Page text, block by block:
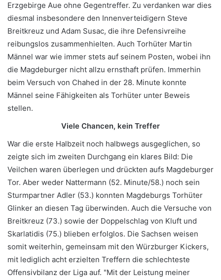
Erzgebirge Aue ohne Gegentreffer. Zu verdanken war dies
diesmal insbesondere den Innenverteidigern Steve
Breitkreuz und Adam Susac, die ihre Defensivreihe
reibungslos zusammenhielten. Auch Torhüter Martin
Männel war wie immer stets auf seinem Posten, wobei ihn
die Magdeburger nicht allzu ernsthaft prüfen. Immerhin
beim Versuch von Chahed in der 28. Minute konnte
Männel seine Fähigkeiten als Torhüter unter Beweis
stellen.
Viele Chancen, kein Treffer
War die erste Halbzeit noch halbwegs ausgeglichen, so
zeigte sich im zweiten Durchgang ein klares Bild: Die
Veilchen waren überlegen und drückten aufs Magdeburger
Tor. Aber weder Nattermann (52. Minute/58.) noch sein
Sturmpartner Adler (53.) konnten Magdeburgs Torhüter
Glinker an diesen Tag überwinden. Auch die Versuche von
Breitkreuz (73.) sowie der Doppelschlag von Kluft und
Skarlatidis (75.) blieben erfolglos. Die Sachsen weisen
somit weiterhin, gemeinsam mit den Würzburger Kickers,
mit lediglich acht erzielten Treffern die schlechteste
Offensivbilanz der Liga auf. "Mit der Leistung meiner